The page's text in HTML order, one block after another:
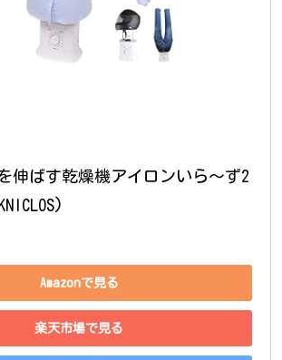
を伸ばす乾燥機アイロンいら～ず2
Amazonで見る
楽天市場で見る